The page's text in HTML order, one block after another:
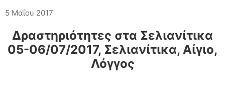
5 Μαΐου 2017
Δραστηριότητες στα Σελιανίτικα
05-06/07/2017, Σελιανίτικα, Αίγιο,
Λόγγος